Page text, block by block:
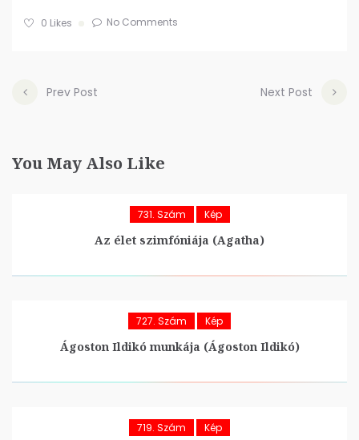
0 Likes No Comments
Prev Post Next Post
You May Also Like
731. Szám Kép
Az élet szimfóniája (Agatha)
727. Szám Kép
Ágoston Ildikó munkája (Ágoston Ildikó)
719. Szám Kép